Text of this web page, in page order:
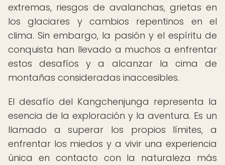
extremas, riesgos de avalanchas, grietas en
los glaciares y cambios repentinos en el
clima. Sin embargo, la pasión y el espíritu de
conquista han llevado a muchos a enfrentar
estos desafíos y a alcanzar la cima de
montañas consideradas inaccesibles.
El desafío del Kangchenjunga representa la
esencia de la exploración y la aventura. Es un
llamado a superar los propios límites, a
enfrentar los miedos y a vivir una experiencia
única en contacto con la naturaleza más